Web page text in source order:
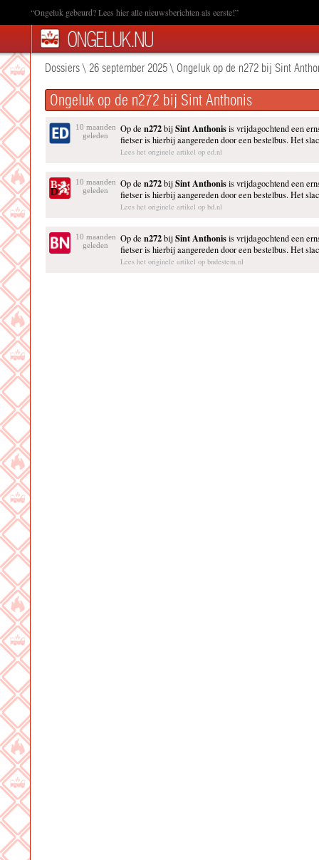
“Ongeluk gebeurd? Lees hier alle nieuwsberichten als eerste!”
Dossiers\ 26 september 2025\ Ongeluk op de n272 bij Sint
Ongeluk op de n272 bij Sint Anthonis
10 maanden
geleden
Op de n272bijSint Anthonisis vrijdagochtend een
fietser is hierbij aangereden door een bestelbus. Het
Lees het originele artikel op ed.nl
10 maanden
geleden
Op de n272bijSint Anthonisis vrijdagochtend een
fietser is hierbij aangereden door een bestelbus. Het
Lees het originele artikel op bd.nl
10 maanden
geleden
Op de n272bijSint Anthonisis vrijdagochtend een
fietser is hierbij aangereden door een bestelbus. Het
Lees het originele artikel op bndestem.nl